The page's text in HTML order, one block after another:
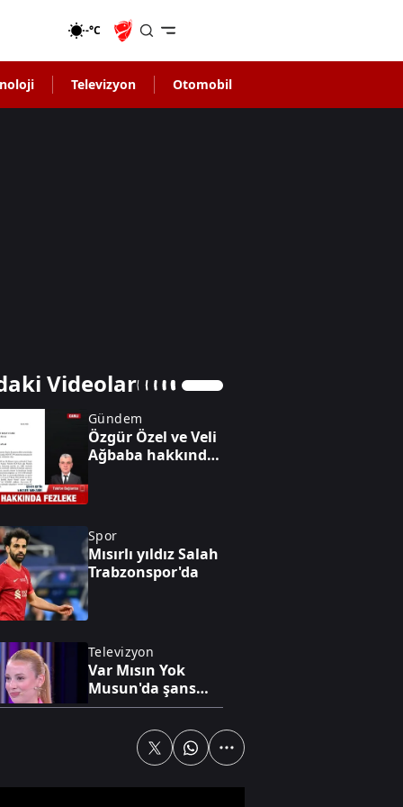
-°C
Televizyon Otomobil
Videolar
Gündem
Özgür Özel ve Veli
Ağbaba hakkında
Spor
Mısırlı yıldız Salah
Trabzonspor'da
Televizyon
Var Mısın Yok
Musun'da şans
Buse'ye güldü
Televizyon
Bankanın teklifine